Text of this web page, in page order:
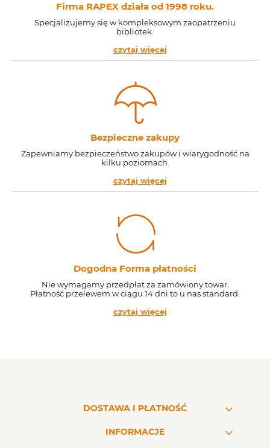
Firma RAPEX działa od 1998 roku.
Specjalizujemy się w kompleksowym zaopatrzeniu
bibliotek.
czytaj więcej
Bezpieczne zakupy
Zapewniamy bezpieczeństwo zakupów i wiarygodność na
kilku poziomach.
czytaj więcej
Dogodna Forma płatności
Nie wymagamy przedpłat za zamówiony towar.
Płatność przelewem w ciągu 14 dni to u nas standard.
czytaj więcej
DOSTAWA I PŁATNOŚĆ
INFORMACJE